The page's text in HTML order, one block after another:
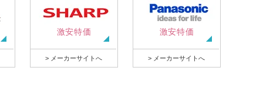
激安特価
> メーカーサイトへ
激安特価
> メーカーサイトへ